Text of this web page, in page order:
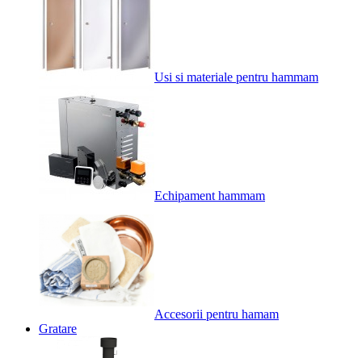
Usi si materiale pentru hammam
Echipament hammam
Accesorii pentru hamam
Gratare